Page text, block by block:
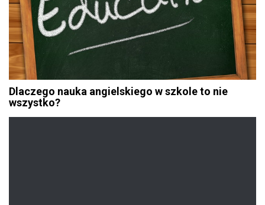
Dlaczego nauka angielskiego w szkole to nie
wszystko?